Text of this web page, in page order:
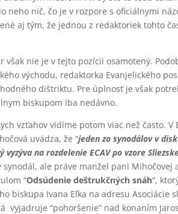
neho nič, čo je v rozpore s oficiálnymi
aj tým, že jednou z redaktoriek tohto
však nie je v tejto pozícii osamotený.
východu, redaktorka Evanjelického
dištriktu. Pre úplnosť je však
biskupom iba nedávno.
vzťahov vidíme potom viac než často.
uvádza, že “jeden zo synodálov v
vyzýva na rozdelenie ECAV po vzore
ale práve manžel pani Mihočovej
“Odsúdenie deštrukčných snáh”,
biskupa Ivana Eľka na adresu Asociácie
vyjadruje “pohoršenie” nad konaním